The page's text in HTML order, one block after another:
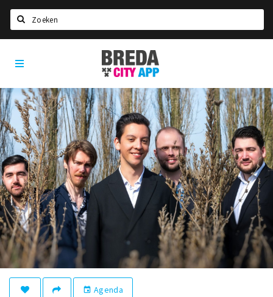
Home
Agenda
Deals
Party pics
Nieuws, interviews & blogs
Eten
Drinken
Slapen
Recreatief
Winkels
Winkelgebieden
Breda
City
App
event Agenda